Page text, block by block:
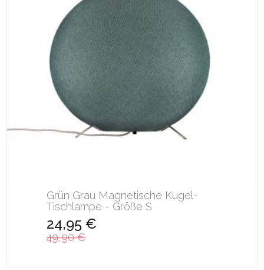
Grün Grau Magnetische Kugel-
Tischlampe - Größe S
24,95 €
49,90 €